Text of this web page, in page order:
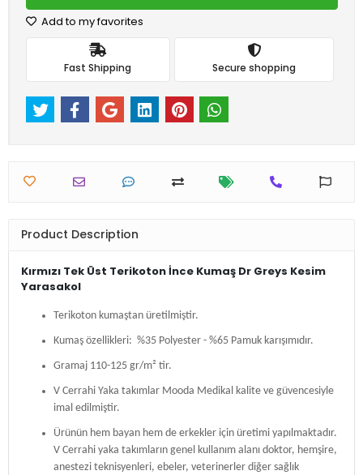
Add to my favorites
Fast Shipping Secure shopping
Product Description
Kırmızı Tek Üst Terikoton İnce Kumaş Dr Greys Kesim
Yarasakol
Terikoton kumaştan üretilmiştir.
Kumaş özellikleri: %35 Polyester - %65 Pamuk karışımıdır.
Gramaj 110-125 gr/m² tir.
V Cerrahi Yaka takımlar Mooda Medikal kalite ve güvencesiyle
imal edilmiştir.
Ürünün hem bayan hem de erkekler için üretimi yapılmaktadır.
V Cerrahi yaka takımların genel kullanım alanı doktor, hemşire,
anestezi teknisyenleri, ebeler, veterinerler diğer sağlık